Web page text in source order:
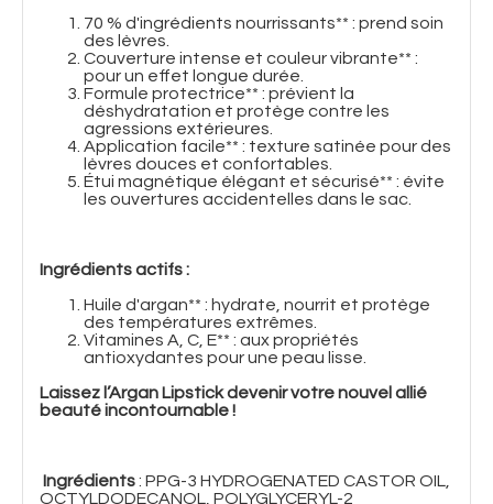
70 % d'ingrédients nourrissants** : prend soin
des lèvres.
Couverture intense et couleur vibrante** :
pour un effet longue durée.
Formule protectrice** : prévient la
déshydratation et protège contre les
agressions extérieures.
Application facile** : texture satinée pour des
lèvres douces et confortables.
Étui magnétique élégant et sécurisé** : évite
les ouvertures accidentelles dans le sac.
Ingrédients actifs :
Huile d'argan** : hydrate, nourrit et protège
des températures extrêmes.
Vitamines A, C, E** : aux propriétés
antioxydantes pour une peau lisse.
Laissez l’Argan Lipstick devenir votre nouvel allié
beauté incontournable !
Ingrédients: PPG-3 HYDROGENATED CASTOR OIL,
OCTYLDODECANOL, POLYGLYCERYL-2